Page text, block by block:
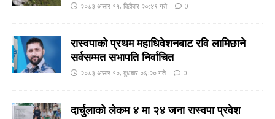
२०८३ असार ११, बिहीबार २०:४९ गते 0
रास्वपाको प्रथम महाधिवेशनबाट रवि लामिछाने
सर्वसम्मत सभापति निर्वाचित
२०८३ असार १०, बुधबार ०६:२० गते 0
दार्चुलाको लेकम ४ मा २४ जना रास्वपा प्रवेश